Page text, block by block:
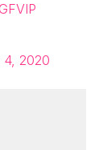
4, 2020